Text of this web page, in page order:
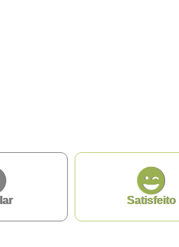
Satisfeito